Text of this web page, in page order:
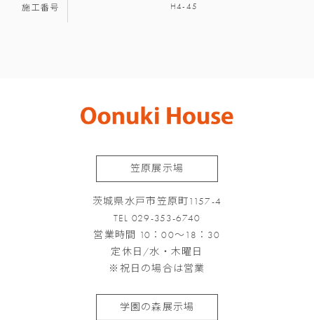
施工番号 H4-45
笠原展示場
茨城県水戸市笠原町1157-4
TEL 029-353-6740
営業時間 10：00～18：30
定休日/水・木曜日
※祝日の場合は営業
学園の森展示場